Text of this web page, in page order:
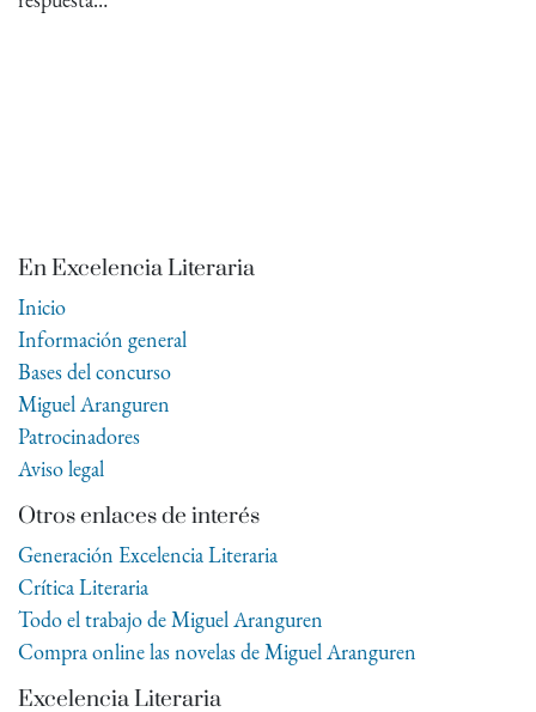
En Excelencia Literaria
Inicio
Información general
Bases del concurso
Miguel Aranguren
Patrocinadores
Aviso legal
Otros enlaces de interés
Generación Excelencia Literaria
Crítica Literaria
Todo el trabajo de Miguel Aranguren
Compra online las novelas de Miguel Aranguren
Excelencia Literaria